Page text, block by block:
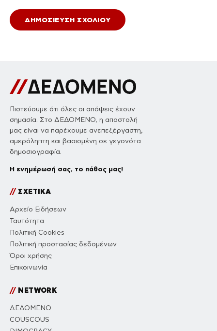
Πιστεύουμε ότι όλες οι απόψεις έχουν
σημασία. Στο ΔΕΔΟΜΕΝΟ, η αποστολή
μας είναι να παρέχουμε ανεπεξέργαστη,
αμερόληπτη και βασισμένη σε γεγονότα
δημοσιογραφία.
Η ενημέρωσή σας, το πάθος μας!
//ΣΧΕΤΙΚΑ
Αρχείο Ειδήσεων
Ταυτότητα
Πολιτική Cookies
Πολιτική προστασίας δεδομένων
Όροι χρήσης
Επικοινωνία
//NETWORK
ΔΕΔΟΜΕΝΟ
COUSCOUS